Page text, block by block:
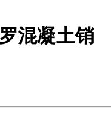
混凝土销